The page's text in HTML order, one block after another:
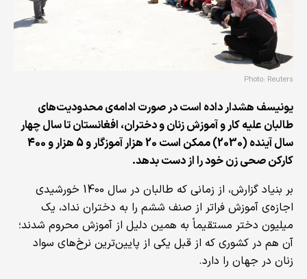
Photo: Reuters
یونیسف هشدار داده است در صورت ادامه‌ی محدودیت‌های
طالبان علیه کار و آموزش زنان و دختران، افغانستان تا سال چهار
سال آینده (2030) ممکن است 20 هزار آموزگار و 5 هزار و 400
کارکن صحی زن خود را از دست بدهد.
بر بنیاد گزارش، از زمانی که طالبان در سال 1400 خورشیدی
اجازه‌ی آموزش فراتر از صنف ششم را به دختران نداد، یک
میلیون دختر مستقیماً به همین دلیل از آموزش محروم شدند؛
آن هم در کشوری که از قبل یکی از پایین‌ترین نرخ‌های سواد
زنان در جهان را دارد.